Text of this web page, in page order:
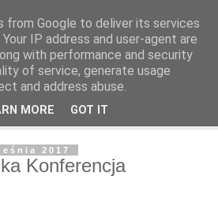
2017
Konferencja
from Google to deliver its services
IP address and user-agent are
with performance and security
of service, generate usage
and address abuse.
MORE GOT IT